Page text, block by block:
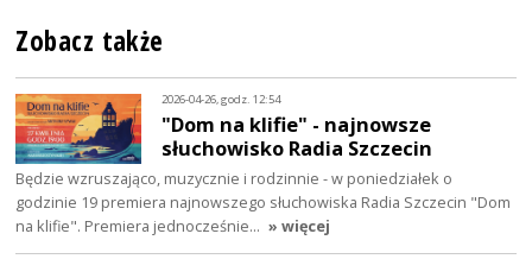
Zobacz także
2026-04-26, godz. 12:54
"Dom na klifie" - najnowsze
słuchowisko Radia Szczecin
Będzie wzruszająco, muzycznie i rodzinnie - w poniedziałek o
godzinie 19 premiera najnowszego słuchowiska Radia Szczecin "Dom
na klifie". Premiera jednocześnie… » więcej